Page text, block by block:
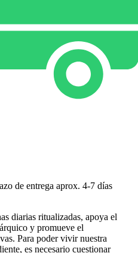
de entrega aprox. 4-7 días
diarias ritualizadas, apoya el
y promueve el
Para poder vivir nuestra
es necesario cuestionar